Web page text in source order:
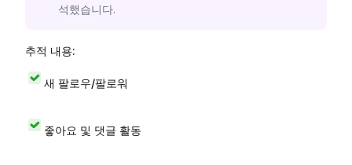
석했습니다.
추적 내용:
새 팔로우/팔로워
좋아요 및 댓글 활동